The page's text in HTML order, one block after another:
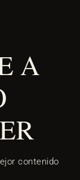
A
contenido